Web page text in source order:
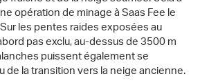
opération de minage à Saas Fee le
les pentes raides exposées au
pas exclu, au-dessus de 3500 m
puissent également se
de la transition vers la neige ancienne.